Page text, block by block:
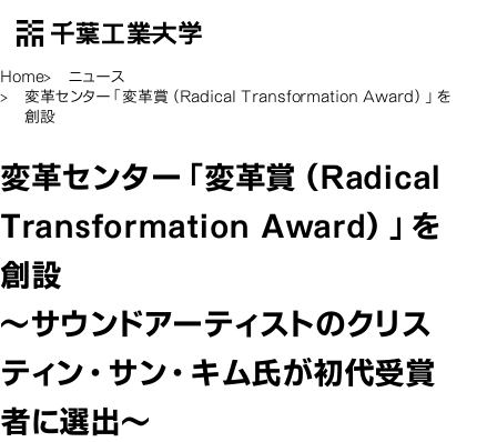
千葉工業大学
Open Menu
Home
ニュース
変革センター「変革賞（Radical Transformation Award）」を
創設
変革センター「変革賞（Radical
Transformation Award）」を
創設
～サウンドアーティストのクリス
ティン・サン・キム氏が初代受賞
者に選出～